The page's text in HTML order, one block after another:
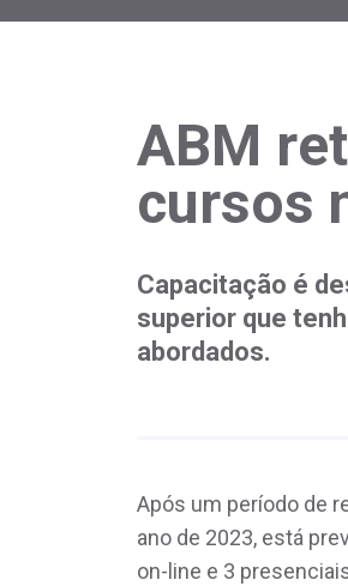
ABM
cursos
Capacitação é
superior que
abordados.
Após um período de
ano de 2023, está
on-line e 3